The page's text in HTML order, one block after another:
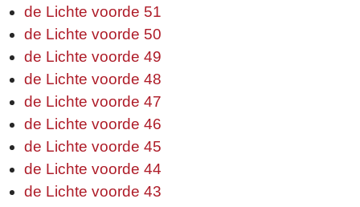
de Lichte voorde 51
de Lichte voorde 50
de Lichte voorde 49
de Lichte voorde 48
de Lichte voorde 47
de Lichte voorde 46
de Lichte voorde 45
de Lichte voorde 44
de Lichte voorde 43